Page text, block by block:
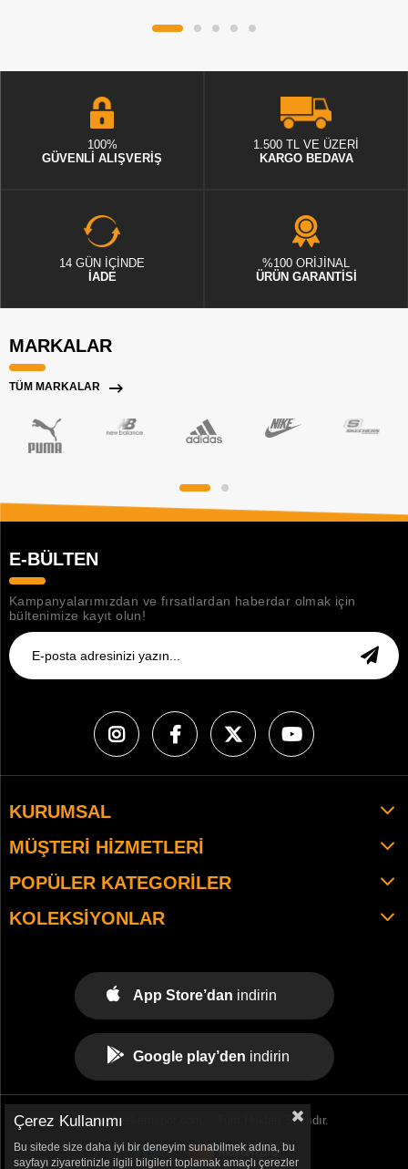
100%
GÜVENLİ ALIŞVERİŞ
1.500 TL VE ÜZERİ
KARGO BEDAVA
14 GÜN İÇİNDE
İADE
%100 ORİJİNAL
ÜRÜN GARANTİSİ
MARKALAR
TÜM MARKALAR
E-BÜLTEN
Kampanyalarımızdan ve fırsatlardan haberdar olmak için
bültenimize kayıt olun!
KURUMSAL
MÜŞTERI HIZMETLERI
POPÜLER KATEGORILER
KOLEKSIYONLAR
App Store’dan indirin
Google play’den indirin
© 2021 tekemspor.com. - Tüm Hakları Saklıdır.
Çerez Kullanımı
Bu sitede size daha iyi bir deneyim sunabilmek adına, bu
sayfayı ziyaretinizle ilgili bilgileri toplamak amaçlı çerezler